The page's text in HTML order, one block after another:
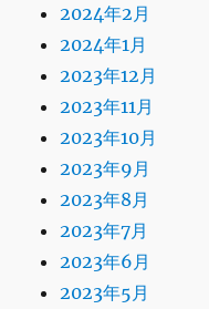
2024年2月
2024年1月
2023年12月
2023年11月
2023年10月
2023年9月
2023年8月
2023年7月
2023年6月
2023年5月